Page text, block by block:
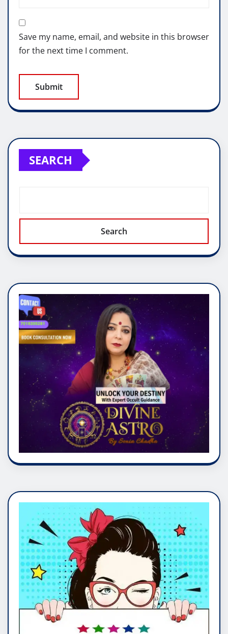
Save my name, email, and website in this browser
for the next time I comment.
SEARCH
Search